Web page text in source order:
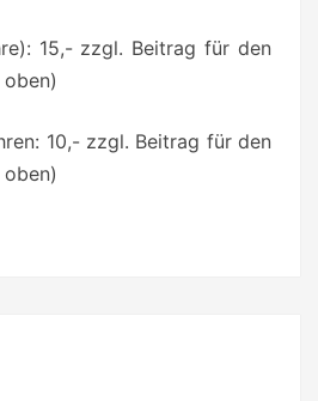
15,- zzgl. Beitrag für den
10,- zzgl. Beitrag für den